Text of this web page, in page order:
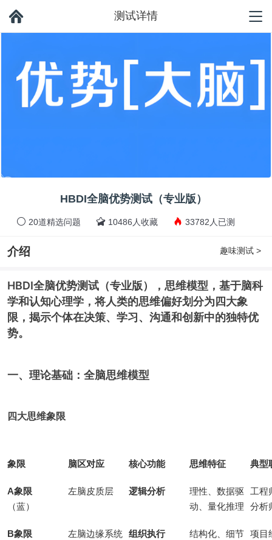
测试详情
HBDI全脑优势测试（专业版）
20道精选问题 10486人收藏 33782人已测
介绍 趣味测试 >
HBDI全脑优势测试（专业版），思维模型，基于脑科
学和认知心理学，将人类的思维偏好划分为四大象
限，揭示个体在决策、学习、沟通和创新中的独特优
势。
一、理论基础：全脑思维模型
四大思维象限
象限 脑区对应 核心功能 思维特征 典型
A象限
（蓝）
左脑皮质层 逻辑分析
理性、数据驱
动、量化推理
工程
分析
B象限
左脑边缘系统 组织执行
结构化、细节 项目